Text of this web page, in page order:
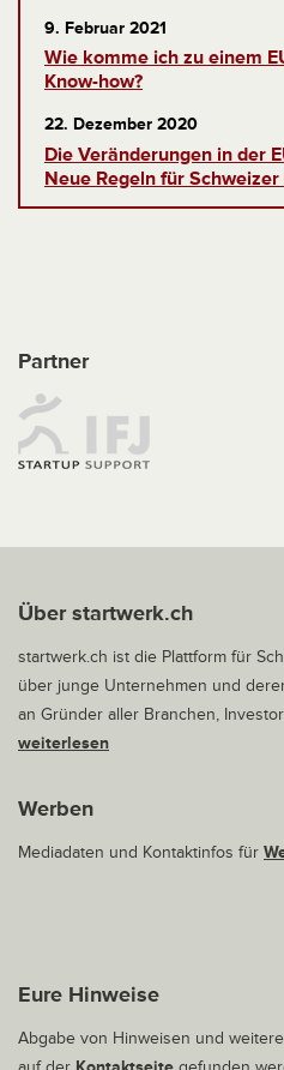
9. Februar 2021
Wie komme ich zu einem
Know-how?
22. Dezember 2020
Die Veränderungen in der
Neue Regeln für
Partner
Über startwerk.ch
startwerk.ch ist die Plattform für
über junge Unternehmen und
an Gründer aller Branchen,
weiterlesen
Werben
Mediadaten und Kontaktinfos für
Eure Hinweise
Abgabe von Hinweisen und